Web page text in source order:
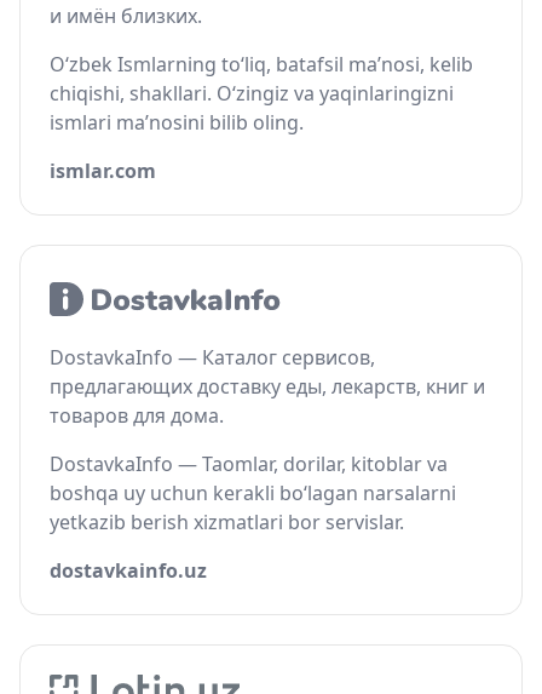
и имён близких.
O‘zbek Ismlarning to‘liq, batafsil ma’nosi, kelib
chiqishi, shakllari. O‘zingiz va yaqinlaringizni
ismlari ma’nosini bilib oling.
ismlar.com
DostavkaInfo — Каталог сервисов,
предлагающих доставку еды, лекарств, книг и
товаров для дома.
DostavkaInfo — Taomlar, dorilar, kitoblar va
boshqa uy uchun kerakli bo‘lagan narsalarni
yetkazib berish xizmatlari bor servislar.
dostavkainfo.uz